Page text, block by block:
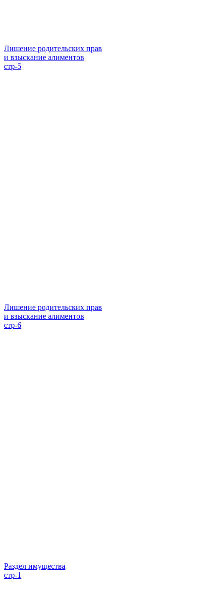
Лишение родительских прав
и взыскание алиментов
стр-5
Лишение родительских прав
и взыскание алиментов
стр-6
Раздел имущества
стр-1